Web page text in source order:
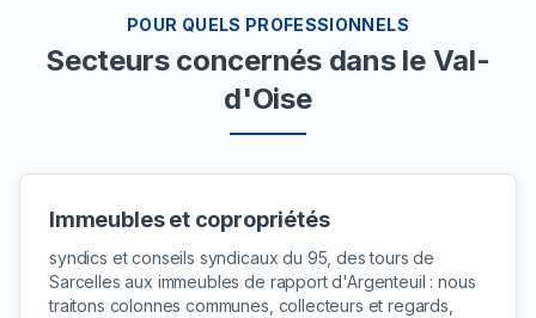
POUR QUELS PROFESSIONNELS
Secteurs concernés dans le Val-
d'Oise
Immeubles et copropriétés
syndics et conseils syndicaux du 95, des tours de
Sarcelles aux immeubles de rapport d'Argenteuil : nous
traitons colonnes communes, collecteurs et regards,